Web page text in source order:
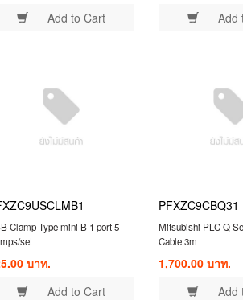
Add to Cart
Add
Clamp Type mini B 1 port 5
set
บาท.
Add to Cart
PFXZC9CBQ31
Mitsubishi PLC Q
Cable 3m
1,700.00 บาท.
Add